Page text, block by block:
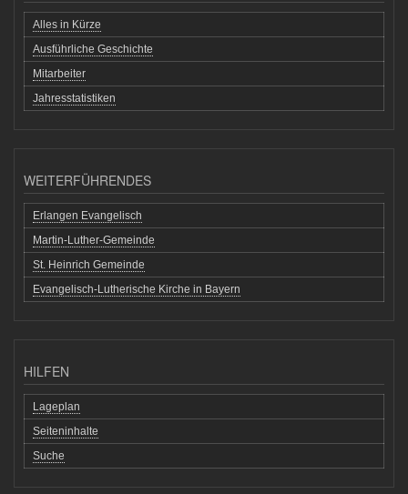
Alles in Kürze
Ausführliche Geschichte
Mitarbeiter
Jahresstatistiken
WEITERFÜHRENDES
Erlangen Evangelisch
Martin-Luther-Gemeinde
St. Heinrich Gemeinde
Evangelisch-Lutherische Kirche in Bayern
HILFEN
Lageplan
Seiteninhalte
Suche